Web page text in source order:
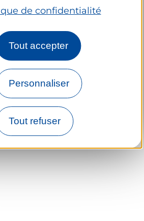
de confidentialité
Tout accepter
Personnaliser
Tout refuser